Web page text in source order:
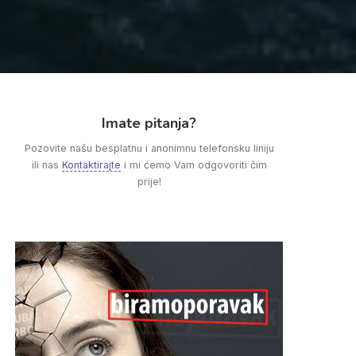
Imate pitanja?
Pozovite našu besplatnu i anonimnu telefonsku liniju
ili nas Kontaktirajte i mi ćemo Vam odgovoriti čim
prije!